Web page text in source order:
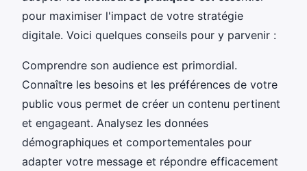
pour maximiser l'impact de votre stratégie
digitale. Voici quelques conseils pour y parvenir :
Comprendre son audience est primordial.
Connaître les besoins et les préférences de votre
public vous permet de créer un contenu pertinent
et engageant. Analysez les données
démographiques et comportementales pour
adapter votre message et répondre efficacement